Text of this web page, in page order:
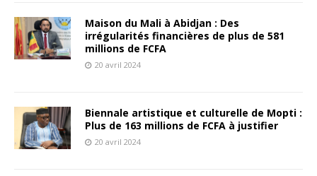
Maison du Mali à Abidjan : Des
irrégularités financières de plus de 581
millions de FCFA
20 avril 2024
Biennale artistique et culturelle de Mopti :
Plus de 163 millions de FCFA à justifier
20 avril 2024